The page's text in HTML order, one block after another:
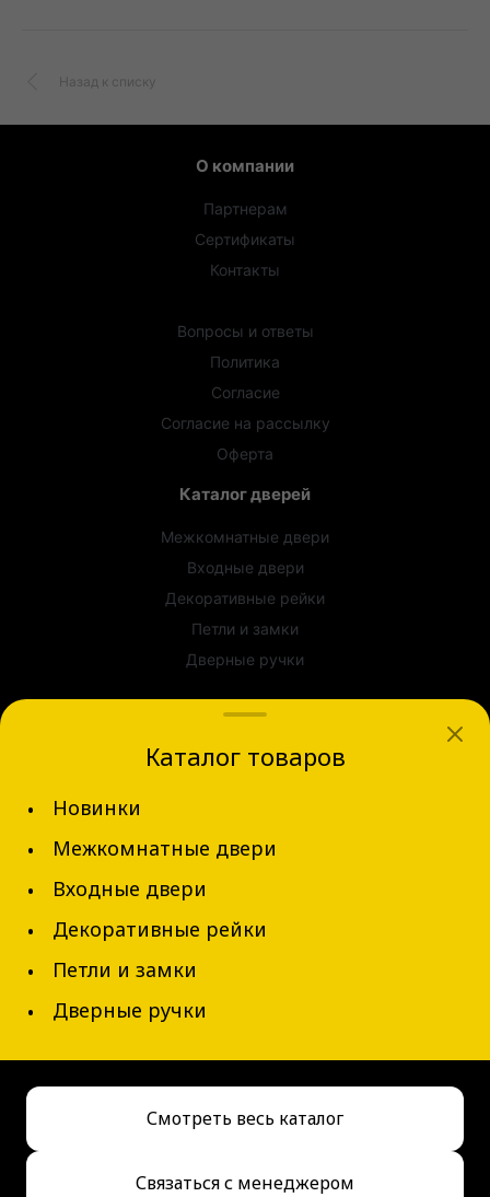
Назад к списку
О компании
Партнерам
Сертификаты
Контакты
Вопросы и ответы
Политика
Согласие
Согласие на рассылку
Оферта
Каталог дверей
Межкомнатные двери
Входные двери
Декоративные рейки
Петли и замки
Дверные ручки
dvernov-axeldoors@mail.ru
г. Новосибирск, ул. Блюхера д.31
© 2026 AxelDoors, Все права защищены
Каталог товаров
Новинки
Межкомнатные двери
Входные двери
Декоративные рейки
Петли и замки
Дверные ручки
Смотреть весь каталог
Связаться с менеджером